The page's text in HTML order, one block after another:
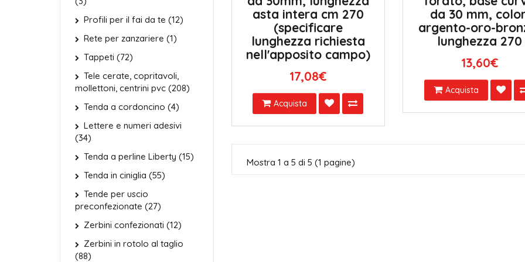
Profili per il fai da te (12)
Rete per zanzariere (1)
Tappeti (72)
Tele cerate, copritavoli,
mollettoni, centrini pvc (208)
Tenda a cordoncino (4)
Lettere e numeri adesivi
(34)
Tenda a perline Liberty (15)
Tenda in ciniglia (55)
Tende per uscio
preconfezionate (27)
Zerbini confezionati (12)
Zerbini in rotolo al taglio
(88)
asta intera cm 270
(specificare
lunghezza richiesta
nell'apposito campo)
17,08€
Acquista
da 30 mm,
argento-oro-
lunghezza 270
13,60€
Acquista
Mostra 1 a 5 di 5 (1 pagine)